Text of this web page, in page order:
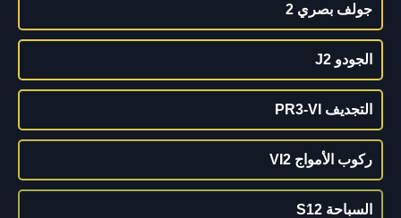
جولف بصري 2
الجودو J2
التجديف PR3-VI
ركوب الأمواج VI2
السباحة S12